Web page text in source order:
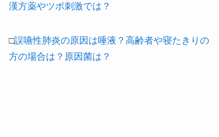
漢方薬やツボ刺激では？
□誤嚥性肺炎の原因は唾液？高齢者や寝たきりの
方の場合は？原因菌は？